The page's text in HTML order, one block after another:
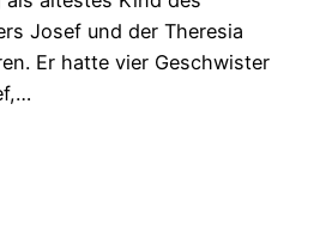
Josef und der Theresia
Er hatte vier Geschwister